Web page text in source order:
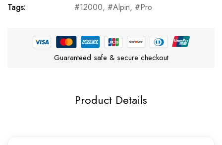
Tags:
12000, Alpin, Pro
Guaranteed safe & secure checkout
Product Details